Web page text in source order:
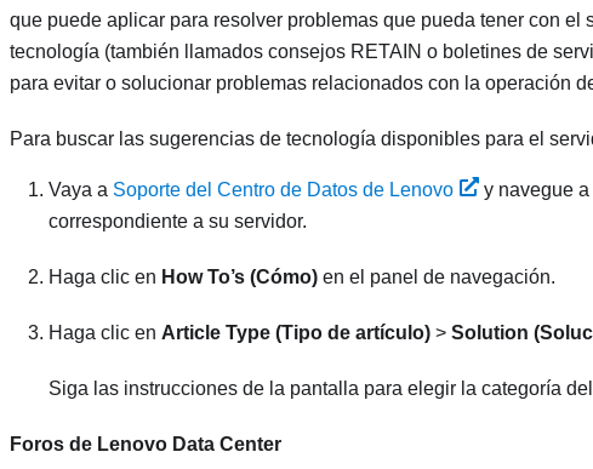
que puede aplicar para resolver problemas que pueda tener con el
tecnología (también llamados consejos RETAIN o boletines de
para evitar o solucionar problemas relacionados con la operación
Para buscar las sugerencias de tecnología disponibles para el
Vaya a Soporte del Centro de Datos de Lenovo
y navegue a
correspondiente a su servidor.
Haga clic en How To’s (Cómo) en el panel de navegación.
Haga clic en Article Type (Tipo de artículo) > Solution
Siga las instrucciones de la pantalla para elegir la categoría
Foros de Lenovo Data Center